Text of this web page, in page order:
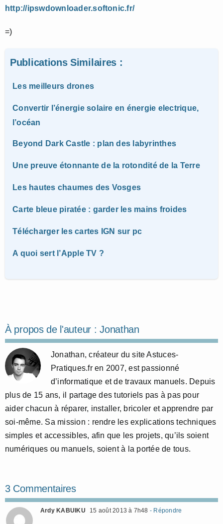
http://ipswdownloader.softonic.fr/
=)
Publications Similaires :
Les meilleurs drones
Convertir l’énergie solaire en énergie electrique,
l’océan
Beyond Dark Castle : plan des labyrinthes
Une preuve étonnante de la rotondité de la Terre
Les hautes chaumes des Vosges
Carte bleue piratée : garder les mains froides
Télécharger les cartes IGN sur pc
A quoi sert l’Apple TV ?
À propos de l'auteur :Jonathan
Jonathan, créateur du site Astuces-
Pratiques.fr en 2007, est passionné
d’informatique et de travaux manuels. Depuis
plus de 15 ans, il partage des tutoriels pas à pas pour
aider chacun à réparer, installer, bricoler et apprendre par
soi-même. Sa mission : rendre les explications techniques
simples et accessibles, afin que les projets, qu’ils soient
numériques ou manuels, soient à la portée de tous.
3 Commentaires
Ardy KABUIKU 15 août 2013 à 7h48 - Répondre